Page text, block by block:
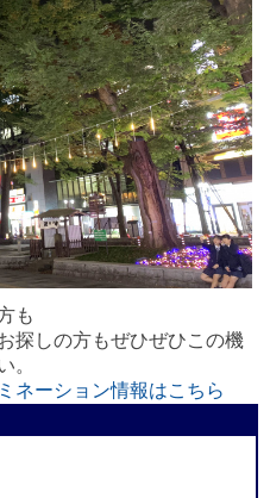
も
探しの方もぜひぜひこの機
。
ネーション情報はこちら